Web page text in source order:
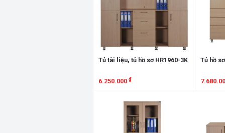
Tủ tài liệu, tủ hồ sơ HR1960-3K
6.250.000 ₫
Tủ hồ